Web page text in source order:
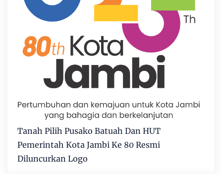
Tanah Pilih Pusako Batuah Dan HUT
Pemerintah Kota Jambi Ke 80 Resmi
Diluncurkan Logo